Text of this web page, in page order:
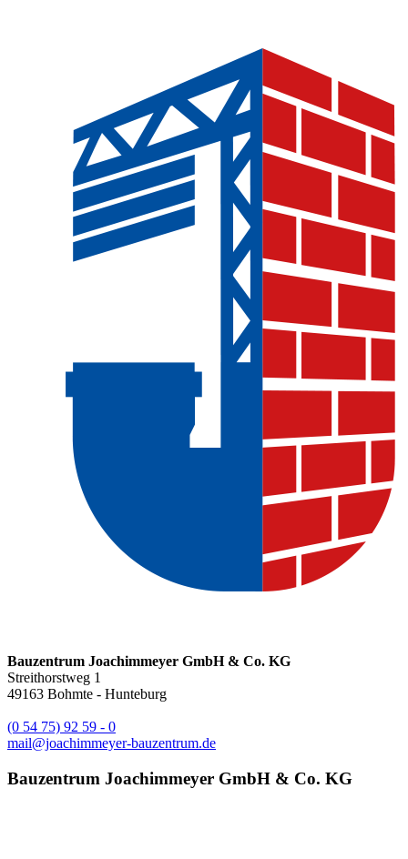
Bauzentrum Joachimmeyer GmbH & Co. KG
Streithorstweg 1
49163 Bohmte - Hunteburg
(0 54 75) 92 59 - 0
mail@joachimmeyer-bauzentrum.de
Bauzentrum Joachimmeyer GmbH & Co. KG